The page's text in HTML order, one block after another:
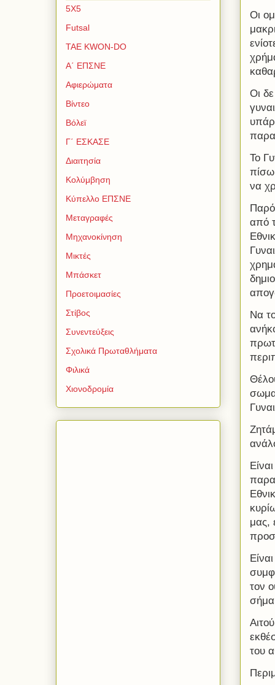
Οι
Οι
Το
πίσω
να
από
Να
μας,
τον
του
5Χ5
Futsal
TAE KWON-DO
Α΄ ΕΠΣΝΕ
Αφιερώματα
Βίντεο
Βόλεϊ
Γ΄ ΕΣΚΑΣΕ
Διαιτησία
Κολύμβηση
Κύπελλο ΕΠΣΝΕ
Μεταγραφές
Μηχανοκίνηση
Μικτές
Μπάσκετ
Προετοιμασίες
Στίβος
Συνεντεύξεις
Σχολικά Πρωταθλήματα
Φιλικά
Χιονοδρομία